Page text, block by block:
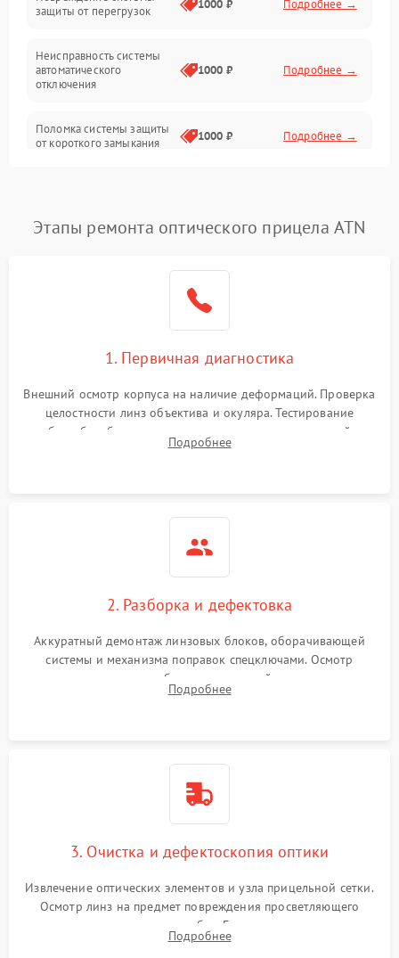
Электропитание
Механика
Корпус/Герметичность
защиты от перегрузок
1000 ₽ Подробнее →
Неисправность системы
автоматического
отключения
1000 ₽ Подробнее →
Поломка системы защиты
от короткого замыкания
1000 ₽ Подробнее →
1000 ₽
защиты от перегрева
Поломка системы защиты
1000 ₽
Этапы ремонта оптического прицела ATN
1. Первичная диагностика
Внешний осмотр корпуса на наличие деформаций. Проверка
целостности линз объектива и окуляра. Тестирование
работы барабанчиков ввода поправок, кольца отстройки
параллакса и зума. Выявление сколов, внутренних
Подробнее
2. Разборка и дефектовка
Аккуратный демонтаж линзовых блоков, оборачивающей
системы и механизма поправок спецключами. Осмотр
внутренних резьбовых соединений, пружин и
уплотнительных колец. Поиск причин люфта, смещения
Подробнее
3. Очистка и дефектоскопия оптики
Извлечение оптических элементов и узла прицельной сетки.
Осмотр линз на предмет повреждения просветляющего
покрытия или появления грибка. Бережная очистка стекол
спецрастворами. Проверка целостности гравированной
Подробнее